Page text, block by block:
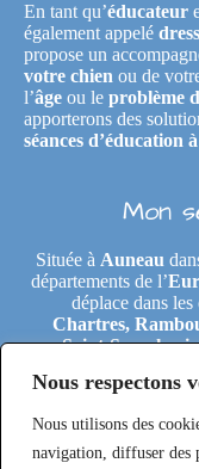
Nous respectons
Nous utilisons des
navigation, diffuser des
En tant qu’éducateur
également appelé
propose un
votre chien ou de
l’âge ou le problème
apporterons des
séances d’éducation
Mon
Située à Auneau
départements de l’
déplace dans
Chartres,
Saint-
Maintenon,
Saint-Arnoult-
Champigny,